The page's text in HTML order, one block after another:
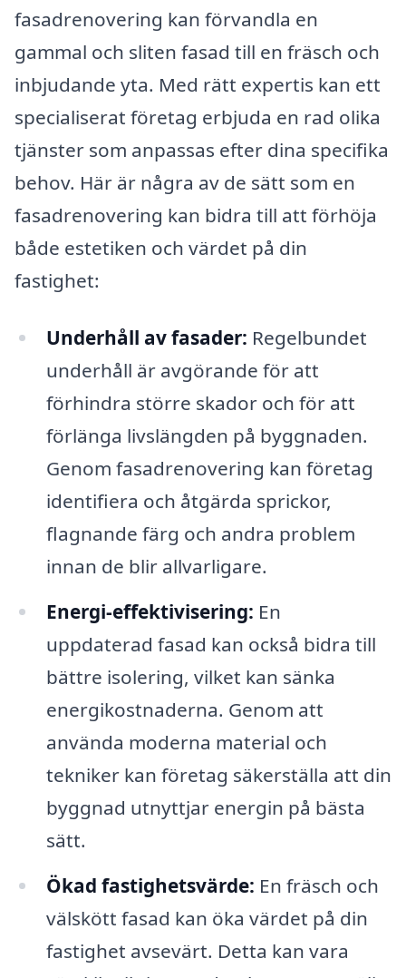
fasadrenovering kan förvandla en
gammal och sliten fasad till en fräsch och
inbjudande yta. Med rätt expertis kan ett
specialiserat företag erbjuda en rad olika
tjänster som anpassas efter dina specifika
behov. Här är några av de sätt som en
fasadrenovering kan bidra till att förhöja
både estetiken och värdet på din
fastighet:
Underhåll av fasader: Regelbundet
underhåll är avgörande för att
förhindra större skador och för att
förlänga livslängden på byggnaden.
Genom fasadrenovering kan företag
identifiera och åtgärda sprickor,
flagnande färg och andra problem
innan de blir allvarligare.
Energi-effektivisering: En
uppdaterad fasad kan också bidra till
bättre isolering, vilket kan sänka
energikostnaderna. Genom att
använda moderna material och
tekniker kan företag säkerställa att din
byggnad utnyttjar energin på bästa
sätt.
Ökad fastighetsvärde: En fräsch och
välskött fasad kan öka värdet på din
fastighet avsevärt. Detta kan vara